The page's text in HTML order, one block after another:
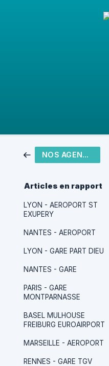
NOS AGENCES
Articles en rapport
LYON - AEROPORT ST
EXUPERY
NANTES - AEROPORT
LYON - GARE PART DIEU
NANTES - GARE
PARIS - GARE
MONTPARNASSE
BASEL MULHOUSE
FREIBURG EUROAIRPORT
MARSEILLE - AEROPORT
RENNES - GARE TGV